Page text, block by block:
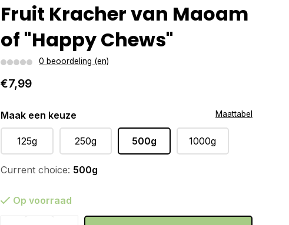
Fruit Kracher van Maoam
of "Happy Chews"
0 beoordeling (en)
€7,99
Maak een keuze
125g 250g 500g 1000g
Current choice: 500g
Maattabel
Op voorraad